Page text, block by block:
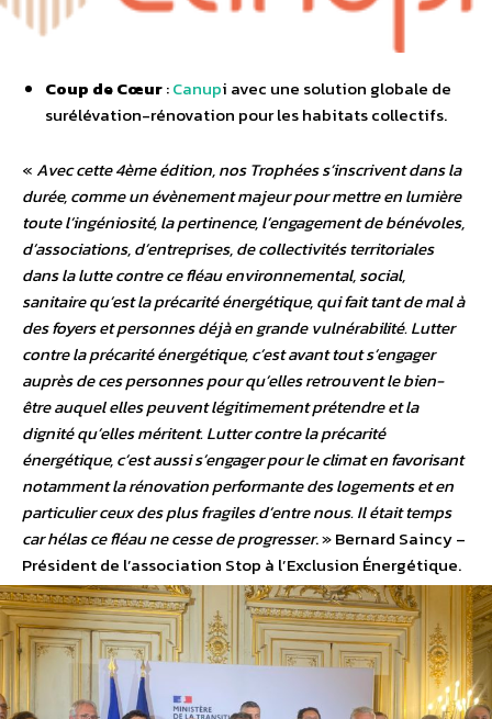
Coup de Cœur:Canupi avec une solution globale de
surélévation-rénovation pour les habitats collectifs.
« Avec cette 4ème édition, nos Trophées s’inscrivent dans la
durée, comme un évènement majeur pour mettre en lumière
toute l’ingéniosité, la pertinence, l’engagement de bénévoles,
d’associations, d’entreprises, de collectivités territoriales
dans la lutte contre ce fléau environnemental, social,
sanitaire qu’est la précarité énergétique, qui fait tant de mal à
des foyers et personnes déjà en grande vulnérabilité. Lutter
contre la précarité énergétique, c’est avant tout s’engager
auprès de ces personnes pour qu’elles retrouvent le bien-
être auquel elles peuvent légitimement prétendre et la
dignité qu’elles méritent. Lutter contre la précarité
énergétique, c’est aussi s’engager pour le climat en favorisant
notamment la rénovation performante des logements et en
particulier ceux des plus fragiles d’entre nous. Il était temps
car hélas ce fléau ne cesse de progresser. » Bernard Saincy –
Président de l’association Stop à l’Exclusion Énergétique.